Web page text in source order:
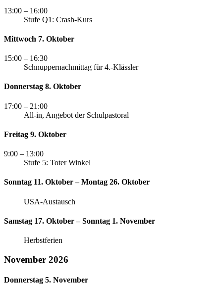
13:00 – 16:00
Stufe Q1: Crash-Kurs
Mittwoch 7. Oktober
15:00 – 16:30
Schnuppernachmittag für 4.-Klässler
Donnerstag 8. Oktober
17:00 – 21:00
All-in, Angebot der Schulpastoral
Freitag 9. Oktober
9:00 – 13:00
Stufe 5: Toter Winkel
Sonntag 11. Oktober – Montag 26. Oktober
USA-Austausch
Samstag 17. Oktober – Sonntag 1. November
Herbstferien
November 2026
Donnerstag 5. November